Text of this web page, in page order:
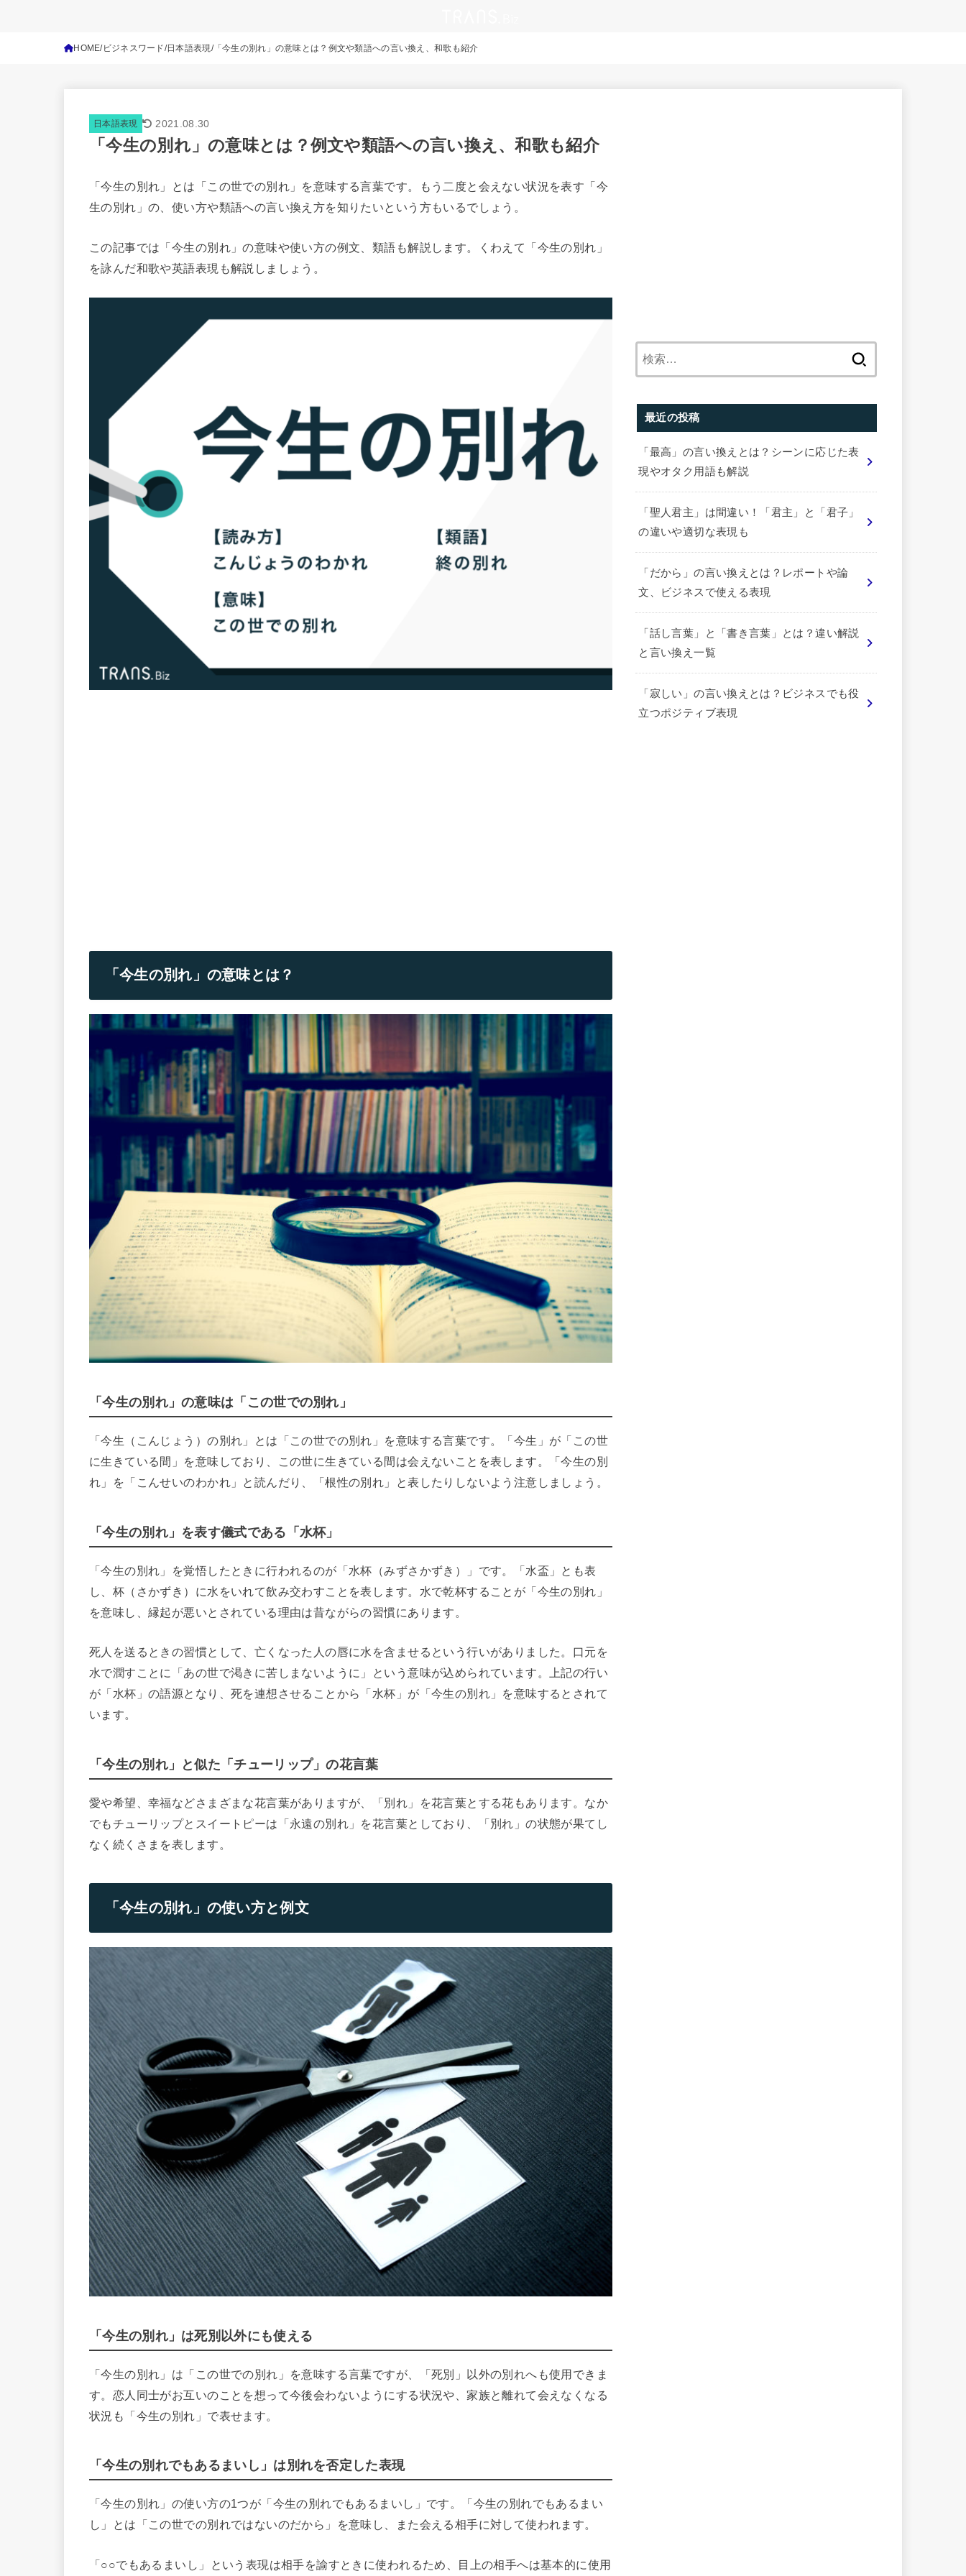
HOME ビジネスワード 日本語表現 「今生の別れ」の意味とは？例文や類語への言い換え、和歌も紹介
日本語表現 2021.08.30
「今生の別れ」の意味とは？例文や類語への言い換え、和歌も紹介
「今生の別れ」とは「この世での別れ」を意味する言葉です。もう二度と会えない状況を表す「今
生の別れ」の、使い方や類語への言い換え方を知りたいという方もいるでしょう。
この記事では「今生の別れ」の意味や使い方の例文、類語も解説します。くわえて「今生の別れ」
を詠んだ和歌や英語表現も解説しましょう。
「今生の別れ」の意味とは？
「今生の別れ」の意味は「この世での別れ」
「今生（こんじょう）の別れ」とは「この世での別れ」を意味する言葉です。「今生」が「この世
に生きている間」を意味しており、この世に生きている間は会えないことを表します。「今生の別
れ」を「こんせいのわかれ」と読んだり、「根性の別れ」と表したりしないよう注意しましょう。
「今生の別れ」を表す儀式である「水杯」
「今生の別れ」を覚悟したときに行われるのが「水杯（みずさかずき）」です。「水盃」とも表
し、杯（さかずき）に水をいれて飲み交わすことを表します。水で乾杯することが「今生の別れ」
を意味し、縁起が悪いとされている理由は昔ながらの習慣にあります。
死人を送るときの習慣として、亡くなった人の唇に水を含ませるという行いがありました。口元を
水で潤すことに「あの世で渇きに苦しまないように」という意味が込められています。上記の行い
が「水杯」の語源となり、死を連想させることから「水杯」が「今生の別れ」を意味するとされて
います。
「今生の別れ」と似た「チューリップ」の花言葉
愛や希望、幸福などさまざまな花言葉がありますが、「別れ」を花言葉とする花もあります。なか
でもチューリップとスイートピーは「永遠の別れ」を花言葉としており、「別れ」の状態が果てし
なく続くさまを表します。
「今生の別れ」の使い方と例文
「今生の別れ」は死別以外にも使える
「今生の別れ」は「この世での別れ」を意味する言葉ですが、「死別」以外の別れへも使用できま
す。恋人同士がお互いのことを想って今後会わないようにする状況や、家族と離れて会えなくなる
状況も「今生の別れ」で表せます。
「今生の別れでもあるまいし」は別れを否定した表現
「今生の別れ」の使い方の1つが「今生の別れでもあるまいし」です。「今生の別れでもあるまい
し」とは「この世での別れではないのだから」を意味し、また会える相手に対して使われます。
「○○でもあるまいし」という表現は相手を諭すときに使われるため、目上の相手へは基本的に使用
最近の投稿
「最高」の言い換えとは？シーンに応じた表
現やオタク用語も解説
「聖人君主」は間違い！「君主」と「君子」
の違いや適切な表現も
「だから」の言い換えとは？レポートや論
文、ビジネスで使える表現
「話し言葉」と「書き言葉」とは？違い解説
と言い換え一覧
「寂しい」の言い換えとは？ビジネスでも役
立つポジティブ表現